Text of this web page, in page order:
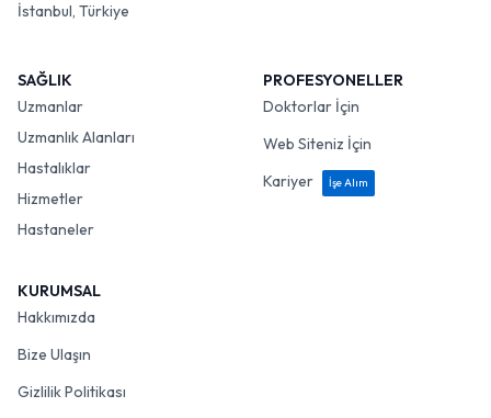
İstanbul, Türkiye
SAĞLIK
Uzmanlar
Uzmanlık Alanları
Hastalıklar
Hizmetler
Hastaneler
PROFESYONELLER
Doktorlar İçin
Web Siteniz İçin
Kariyer
İşe Alım
KURUMSAL
Hakkımızda
Bize Ulaşın
Gizlilik Politikası